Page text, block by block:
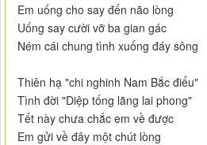
Em uống cho say đến não lòng
Uống say cười vỡ ba gian gác
Ném cái chung tình xuống đáy sông
Thiên hạ "chi nghinh Nam Bắc điểu"
Tình đời "Diệp tống lãng lai phong"
Tết này chưa chắc em về được
Em gửi về đây một chút lòng